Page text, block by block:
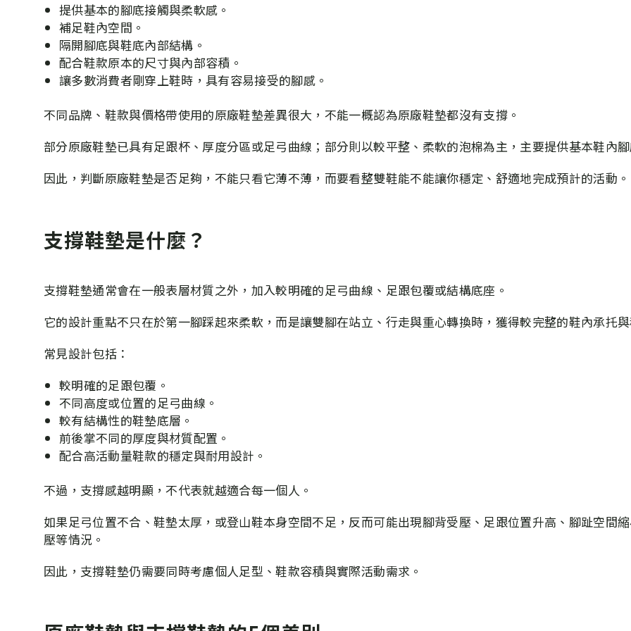
提供基本的腳底接觸與柔軟感。
補足鞋內空間。
隔開腳底與鞋底內部結構。
配合鞋款原本的尺寸與內部容積。
讓多數消費者剛穿上鞋時，具有容易接受的腳感。
不同品牌、鞋款與價格帶使用的原廠鞋墊差異很大，不能一概認為原廠鞋墊都沒有支撐。
部分原廠鞋墊已具有足跟杯、厚度分區或足弓曲線；部分則以較平整、柔軟的泡棉為主，主要提供基本鞋內
因此，判斷原廠鞋墊是否足夠，不能只看它薄不薄，而要看整雙鞋能不能讓你穩定、舒適地完成預計的活動。
支撐鞋墊是什麼？
支撐鞋墊通常會在一般表層材質之外，加入較明確的足弓曲線、足跟包覆或結構底座。
它的設計重點不只在於第一腳踩起來柔軟，而是讓雙腳在站立、行走與重心轉換時，獲得較完整的鞋內承托
常見設計包括：
較明確的足跟包覆。
不同高度或位置的足弓曲線。
較有結構性的鞋墊底層。
前後掌不同的厚度與材質配置。
配合高活動量鞋款的穩定與耐用設計。
不過，支撐感越明顯，不代表就越適合每一個人。
如果足弓位置不合、鞋墊太厚，或登山鞋本身空間不足，反而可能出現腳背受壓、足跟位置升高、腳趾空間
壓等情況。
因此，支撐鞋墊仍需要同時考慮個人足型、鞋款容積與實際活動需求。